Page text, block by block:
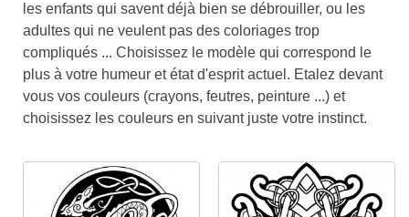
les enfants qui savent déjà bien se débrouiller, ou les
adultes qui ne veulent pas des coloriages trop
compliqués ... Choisissez le modèle qui correspond le
plus à votre humeur et état d'esprit actuel. Etalez devant
vous vos couleurs (crayons, feutres, peinture ...) et
choisissez les couleurs en suivant juste votre instinct.